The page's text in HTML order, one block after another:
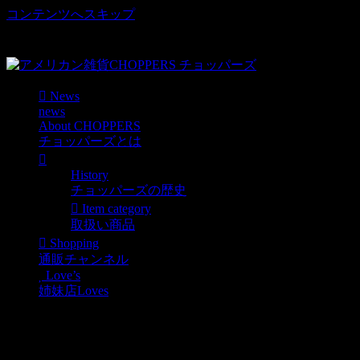
コンテンツへスキップ
News
news
About CHOPPERS
チョッパーズとは
History
チョッパーズの歴史
Item category
取扱い商品
Shopping
通販チャンネル
Love’s
姉妹店Loves